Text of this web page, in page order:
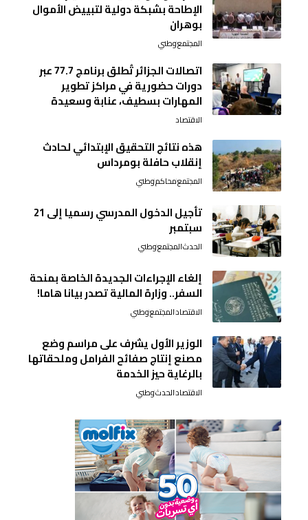
الإطاحة بشبكة دولية لتبييض الأموال
بوهران
المجتمعوطني
اتصالات الجزائر تُطلق برنامج 77.7 عبر
دورات حضورية في مراكز تطوير
المهارات بسطيف، عنابة وسعيدة
الاقتصاد
هذه نتائج التحقيق الإبتدائي لحادث
إنقلاب حافلة بومرداس
المجتمعمحاكموطني
تأجيل الدخول المدرسي رسميا إلى 21
سبتمبر
الحدثالمجتمعوطني
إلغاء الإجراءات الجديدة الخاصة بمنحة
السفر.. وزارة المالية تصدر بيانا هاما!
الاقتصادالمجتمعوطني
الوزير الأول يشرف على مراسم وضع
مصنع إنتاج صفائح الفرامل وملحقاتها
بالرغاية حيز الخدمة
الاقتصادالحدثوطني